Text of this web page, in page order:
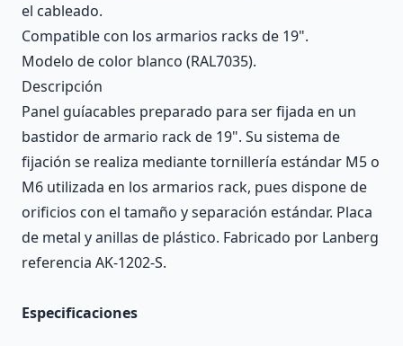
el cableado.
Compatible con los armarios racks de 19".
Modelo de color blanco (RAL7035).
Descripción
Panel guíacables preparado para ser fijada en un
bastidor de armario rack de 19". Su sistema de
fijación se realiza mediante tornillería estándar M5 o
M6 utilizada en los armarios rack, pues dispone de
orificios con el tamaño y separación estándar. Placa
de metal y anillas de plástico. Fabricado por Lanberg
referencia AK-1202-S.
Especificaciones